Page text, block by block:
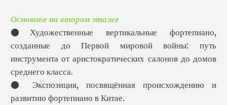
Основное на втором этаже
● Художественные вертикальные фортепиано,
созданные до Первой мировой войны: путь
инструмента от аристократических салонов до домов
среднего класса.
● Экспозиция, посвящённая происхождению и
развитию фортепиано в Китае.